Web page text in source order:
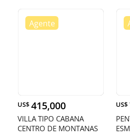
US$ 415,000
VILLA TIPO CABANA
CENTRO DE MONTANAS
US$